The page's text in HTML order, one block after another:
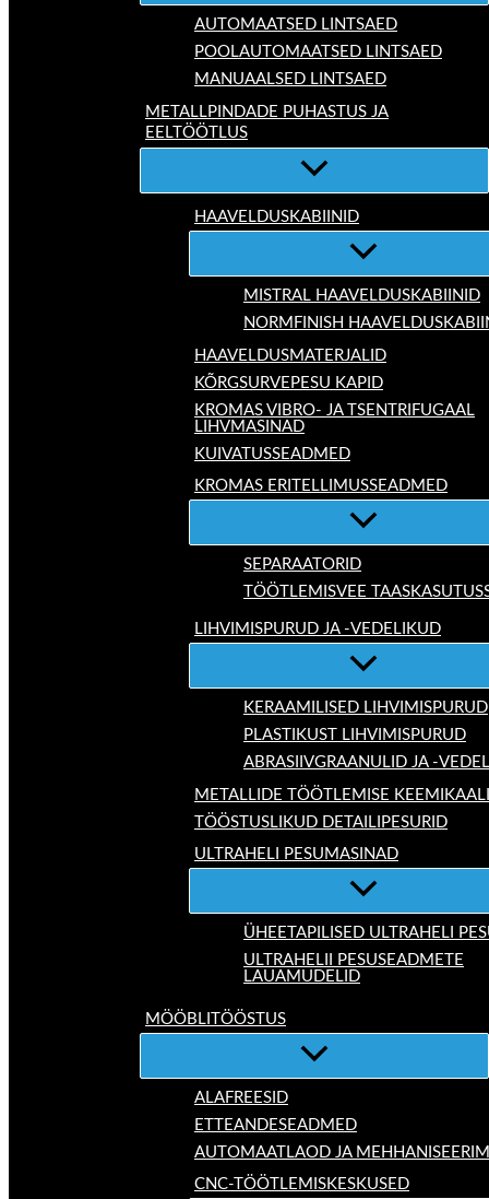
AUTOMAATSED LINTSAED
POOLAUTOMAATSED LINTSAED
MANUAALSED LINTSAED
METALLPINDADE PUHASTUS JA
EELTÖÖTLUS
HAAVELDUSKABIINID
MISTRAL HAAVELDUSKABIINID
NORMFINISH
HAAVELDUSMATERJALID
KÕRGSURVEPESU KAPID
KROMAS VIBRO- JA TSENTRIFUGAAL
LIHVMASINAD
KUIVATUSSEADMED
KROMAS ERITELLIMUSSEADMED
SEPARAATORID
TÖÖTLEMISVEE
LIHVIMISPURUD JA -VEDELIKUD
KERAAMILISED LIHVIMISPURUD
PLASTIKUST LIHVIMISPURUD
ABRASIIVGRAANULID JA -
METALLIDE TÖÖTLEMISE
TÖÖSTUSLIKUD DETAILIPESURID
ULTRAHELI PESUMASINAD
ÜHEETAPILISED ULTRAHELI
ULTRAHELII PESUSEADMETE
LAUAMUDELID
MÖÖBLITÖÖSTUS
ALAFREESID
ETTEANDESEADMED
AUTOMAATLAOD JA
CNC-TÖÖTLEMISKESKUSED